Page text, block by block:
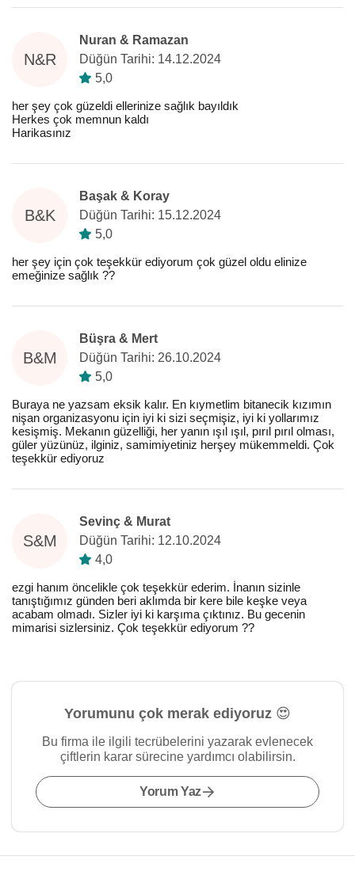
N&R
Nuran & Ramazan
Düğün Tarihi: 14.12.2024
5,0
her şey çok güzeldi ellerinize sağlık bayıldık
Herkes çok memnun kaldı
Harikasınız
B&K
Başak & Koray
Düğün Tarihi: 15.12.2024
5,0
her şey için çok teşekkür ediyorum çok güzel oldu elinize
emeğinize sağlık ??
B&M
Büşra & Mert
Düğün Tarihi: 26.10.2024
5,0
Buraya ne yazsam eksik kalır. En kıymetlim bitanecik kızımın
nişan organizasyonu için iyi ki sizi seçmişiz, iyi ki yollarımız
kesişmiş. Mekanın güzelliği, her yanın ışıl ışıl, pırıl pırıl olması,
güler yüzünüz, ilginiz, samimiyetiniz herşey mükemmeldi. Çok
teşekkür ediyoruz
S&M
Sevinç & Murat
Düğün Tarihi: 12.10.2024
4,0
ezgi hanım öncelikle çok teşekkür ederim. İnanın sizinle
tanıştığımız günden beri aklımda bir kere bile keşke veya
acabam olmadı. Sizler iyi ki karşıma çıktınız. Bu gecenin
mimarisi sizlersiniz. Çok teşekkür ediyorum ??
Yorumunu çok merak ediyoruz 😍
Bu firma ile ilgili tecrübelerini yazarak evlenecek
çiftlerin karar sürecine yardımcı olabilirsin.
Yorum Yaz